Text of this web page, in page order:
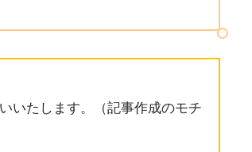
いたします。（記事作成のモチ